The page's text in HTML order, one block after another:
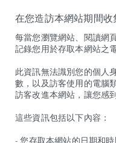
在您造訪本網站期間
每當您瀏覽網站、閱讀網
記錄您用於存取本網站之
此資訊無法識別您的個人
數，以及訪客使用的電腦
訪客改進本網站，讓您感
這些資訊包括以下內容：
- 您存取本網站的日期和時